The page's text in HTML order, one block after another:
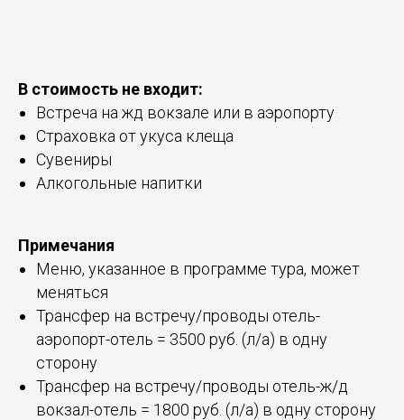
В стоимость не входит:
Встреча на жд вокзале или в аэропорту
Страховка от укуса клеща
Сувениры
Алкогольные напитки
Примечания
Меню, указанное в программе тура, может
меняться
Трансфер на встречу/проводы отель-
аэропорт-отель = 3500 руб. (л/а) в одну
сторону
Трансфер на встречу/проводы отель-ж/д
вокзал-отель = 1800 руб. (л/а) в одну сторону